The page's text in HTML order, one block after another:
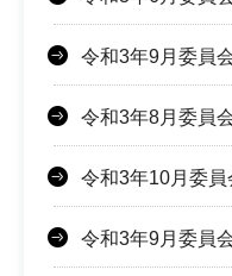
令和3年9月委員
令和3年8月委員
令和3年10月委員
令和3年9月委員